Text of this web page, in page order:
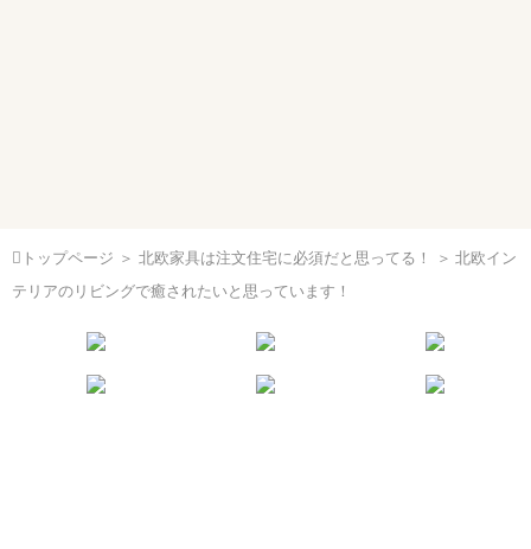
トップページ ＞ 北欧家具は注文住宅に必須だと思ってる！
＞ 北欧イン
テリアのリビングで癒されたいと思っています！